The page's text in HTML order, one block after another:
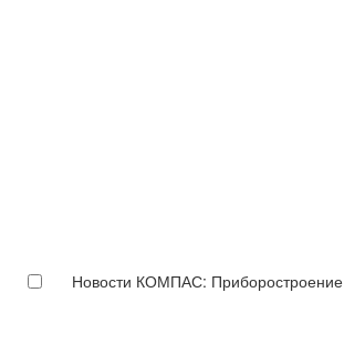
Новости КОМПАС: Приборостроение